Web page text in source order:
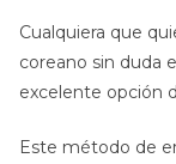
Cualquiera que
coreano sin duda
excelente opción
Este método de